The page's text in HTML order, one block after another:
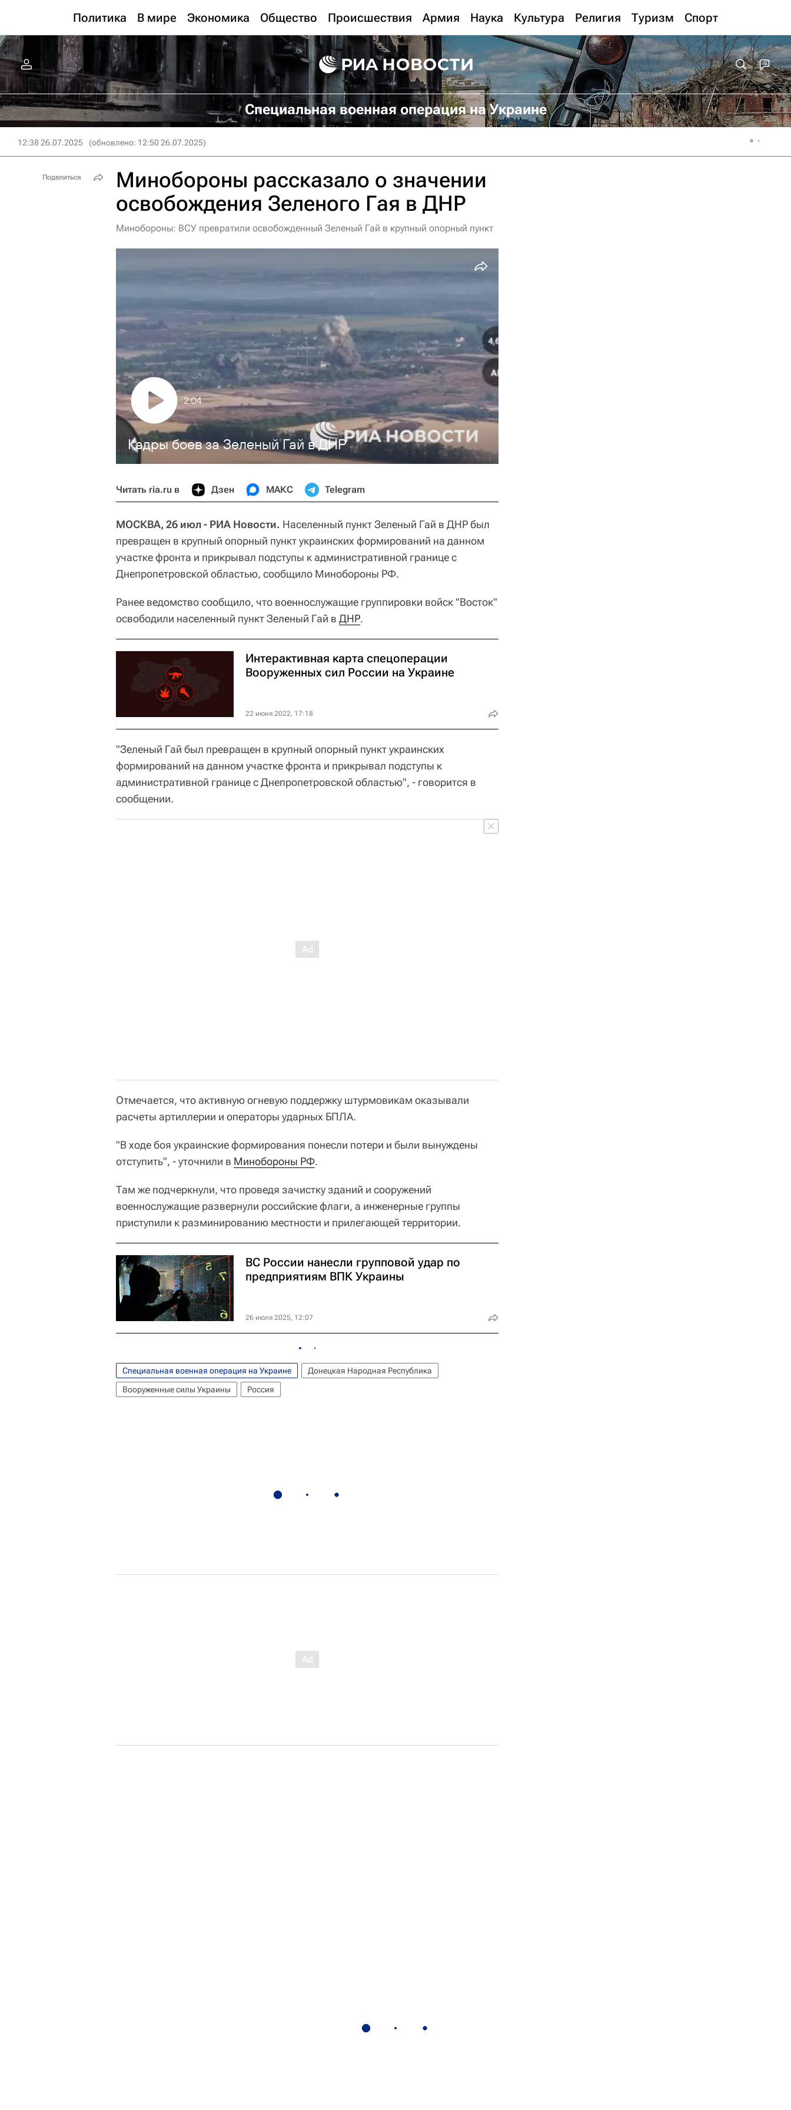
Политика В мире Экономика Общество Происшествия Армия Наука Культура Религия Туризм Спорт
Специальная военная операция на Украине
12:38 26.07.2025 (обновлено: 12:50 26.07.2025)
Минобороны рассказало о значении
освобождения Зеленого Гая в ДНР
Минобороны: ВСУ превратили освобожденный Зеленый Гай в крупный опорный пункт
Кадры боев за Зеленый Гай в ДНР
2:04
Читать ria.ru в Дзен МАКС Telegram
МОСКВА, 26 июл - РИА Новости. Населенный пункт Зеленый Гай в ДНР был
превращен в крупный опорный пункт украинских формирований на данном
участке фронта и прикрывал подступы к административной границе с
Днепропетровской областью, сообщило Минобороны РФ.
Ранее ведомство сообщило, что военнослужащие группировки войск "Восток"
освободили населенный пункт Зеленый Гай в ДНР.
Интерактивная карта спецоперации
Вооруженных сил России на Украине
22 июня 2022, 17:18
"Зеленый Гай был превращен в крупный опорный пункт украинских
формирований на данном участке фронта и прикрывал подступы к
административной границе с Днепропетровской областью", - говорится в
сообщении.
Отмечается, что активную огневую поддержку штурмовикам оказывали
расчеты артиллерии и операторы ударных БПЛА.
"В ходе боя украинские формирования понесли потери и были вынуждены
отступить", - уточнили в Минобороны РФ.
Там же подчеркнули, что проведя зачистку зданий и сооружений
военнослужащие развернули российские флаги, а инженерные группы
приступили к разминированию местности и прилегающей территории.
ВС России нанесли групповой удар по
предприятиям ВПК Украины
26 июля 2025, 12:07
Специальная военная операция на Украине
Донецкая Народная Республика
Вооруженные силы Украины
Россия
Поделиться